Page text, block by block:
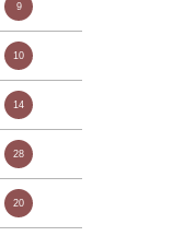
9
10
14
28
20